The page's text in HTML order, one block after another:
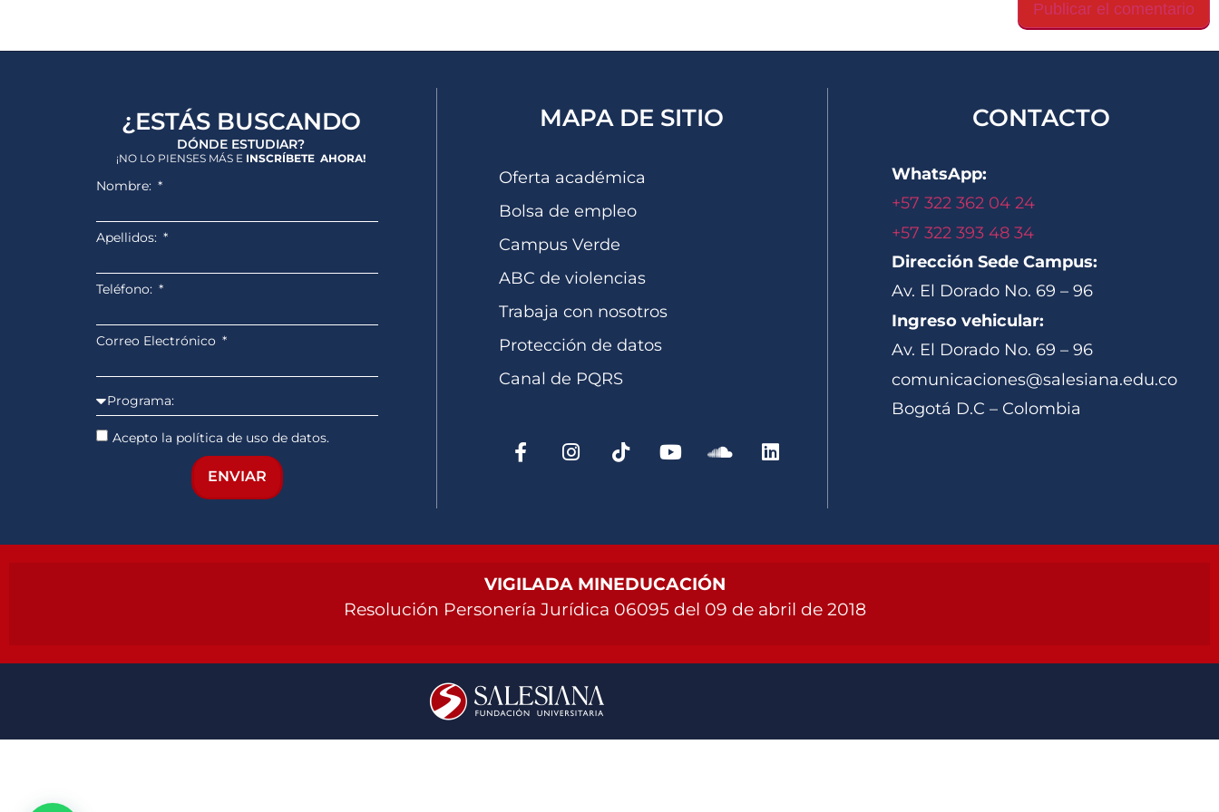
¿ESTÁS BUSCANDO
DÓNDE ESTUDIAR?
¡NO LO PIENSES MÁS E INSCRÍBETE AHORA!
Nombre:
Apellidos:
Teléfono:
Correo Electrónico
Acepto la política de uso de datos.
ENVIAR
MAPA DE SITIO
Oferta académica
Bolsa de empleo
Campus Verde
ABC de violencias
Trabaja con nosotros
Protección de datos
Canal de PQRS
CONTACTO
WhatsApp:
+57 322 362 04 24
+57 322 393 48 34
Dirección Sede Campus:
Av. El Dorado No. 69 – 96
Ingreso vehicular:
Av. El Dorado No. 69 – 96
comunicaciones@salesiana.edu.co
Bogotá D.C – Colombia
VIGILADA MINEDUCACIÓN
Resolución Personería Jurídica 06095 del 09 de abril de 2018